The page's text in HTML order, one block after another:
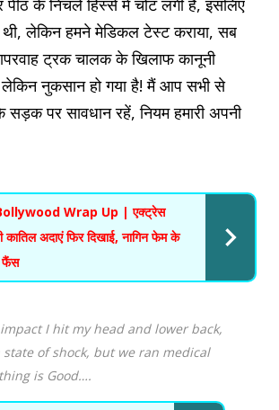
के निचले हिस्से में चोट लगी है, इसलिए
थी, लेकिन हमने मेडिकल टेस्ट कराया, सब
ट्रक चालक के खिलाफ कानूनी
लेकिन नुकसान हो गया है! मैं आप सभी से
पर सावधान रहें, नियम हमारी अपनी
Wrap Up | एक्ट्रेस
कातिल अदाएं फिर दिखाई, नागिन फेम के
फैंस
I hit my head and lower back,
state of shock, but we ran medical
is Good….